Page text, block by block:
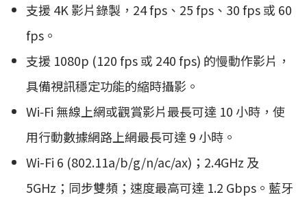
支援 4K 影片錄製，24 fps、25 fps、30 fps 或 60
fps。
支援 1080p (120 fps 或 240 fps) 的慢動作影片，
具備視訊穩定功能的縮時攝影。
Wi‑Fi 無線上網或觀賞影片最長可達 10 小時，使
用行動數據網路上網最長可達 9 小時。
Wi-Fi 6 (802.11a/b/g/n/ac/ax)；2.4GHz 及
5GHz；同步雙頻；速度最高可達 1.2 Gbps。藍牙